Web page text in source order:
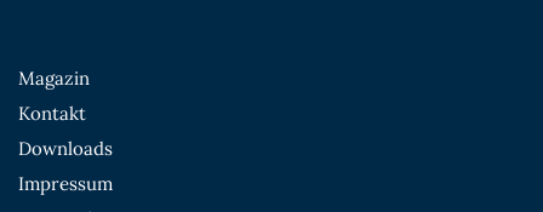
Magazin
Kontakt
Downloads
Impressum